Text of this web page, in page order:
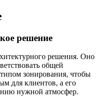
решение
решения. Оно
общей
зонирования, чтобы
для клиентов, а его
нужной атмосфер.